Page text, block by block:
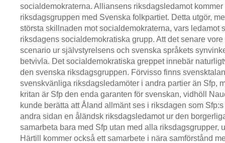
socialdemokraterna. Alliansens riksdagsledamot
riksdagsgruppen med Svenska folkpartiet. Detta utgör,
största skillnaden mot socialdemokraterna, vars ledamot
riksdagens socialdemokratiska grupp. Att det senare
scenario ur självstyrelsens och svenska språkets
betvivla. Det socialdemokratiska greppet innebär
den svenska riksdagsgruppen. Förvisso finns
svenskvänliga riksdagsledamöter i andra partier än Sfp,
kritan är Sfp den enda garanten för svenskan, vidhöll
kunde berätta att Åland allmänt ses i riksdagen som
andra sidan en åländsk riksdagsledamot ur den
samarbeta bara med Sfp utan med alla riksdagsgrupper,
Härtill kommer också ett samarbete i nära samförstånd